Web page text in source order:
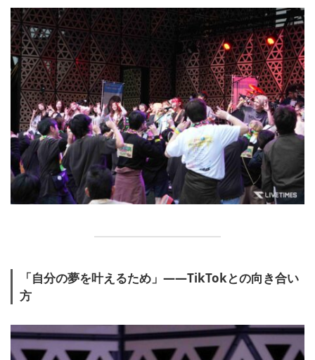
「自分の夢を叶えるため」――TikTokとの向き合い
方